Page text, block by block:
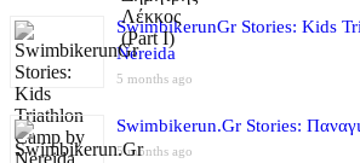
SwimbikerunGr Stories: Kids
Nereida
5 months ago
Swimbikerun.Gr Stories:
5 months ago